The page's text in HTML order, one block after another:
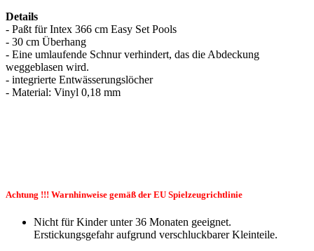
Details
- Paßt für Intex 366 cm Easy Set Pools
- 30 cm Überhang
- Eine umlaufende Schnur verhindert, das die Abdeckung
weggeblasen wird.
- integrierte Entwässerungslöcher
- Material: Vinyl 0,18 mm
Achtung !!! Warnhinweise gemäß der EU Spielzeugrichtlinie
Nicht für Kinder unter 36 Monaten geeignet.
Erstickungsgefahr aufgrund verschluckbarer Kleinteile.